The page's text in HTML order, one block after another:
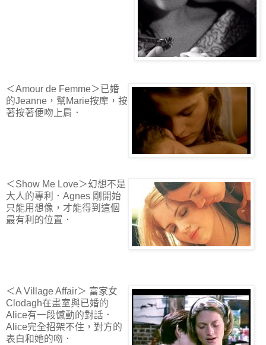
＜Amour de Femme＞已婚
的Jeanne，幫Marie按摩，按
著按著便吻上肩．
＜Show Me Love＞幻想不是
大人的專利．Agnes 剛開始
只能用想像，才能得到這個
最有利的位置．
＜A Village Affair＞ 富家女
Clodagh在畫室與已婚的
Alice有一段憾動的對話．
Alice完全招架不住，對方的
表白和她的吻．